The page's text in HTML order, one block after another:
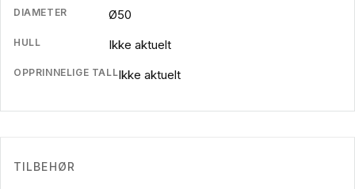
DIAMETER Ø50
HULL Ikke aktuelt
OPPRINNELIGE TALLIkke aktuelt
TILBEHØR